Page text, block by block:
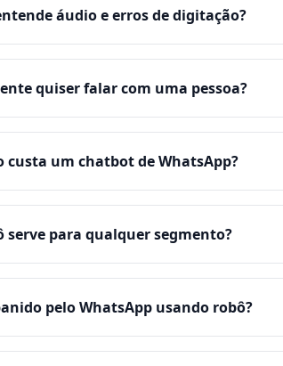
áudio e erros de digitação?
quiser falar com uma pessoa?
custa um chatbot de WhatsApp?
serve para qualquer segmento?
pelo WhatsApp usando robô?